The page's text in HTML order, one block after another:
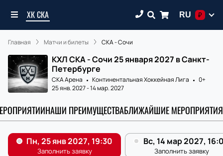
ХК СКА RU ₽
Главная Матчи и билеты СКА - Сочи
КХЛ СКА - Сочи 25 января 2027 в Санкт-
Петербурге
СКА Арена Континентальная Хоккейная Лига
0+
25 янв. 2027-14 мар. 2027
НАШИ ПРЕИМУЩЕСТВАБЛИЖАЙШИЕ МЕРОПРИЯТИЯ